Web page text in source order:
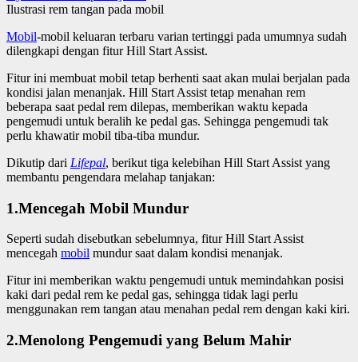
Ilustrasi rem tangan pada mobil
Mobil-mobil keluaran terbaru varian tertinggi pada umumnya sudah
dilengkapi dengan fitur Hill Start Assist.
Fitur ini membuat mobil tetap berhenti saat akan mulai berjalan pada
kondisi jalan menanjak. Hill Start Assist tetap menahan rem
beberapa saat pedal rem dilepas, memberikan waktu kepada
pengemudi untuk beralih ke pedal gas. Sehingga pengemudi tak
perlu khawatir mobil tiba-tiba mundur.
Dikutip dari Lifepal, berikut tiga kelebihan Hill Start Assist yang
membantu pengendara melahap tanjakan:
1.Mencegah Mobil Mundur
Seperti sudah disebutkan sebelumnya, fitur Hill Start Assist
mencegah mobil mundur saat dalam kondisi menanjak.
Fitur ini memberikan waktu pengemudi untuk memindahkan posisi
kaki dari pedal rem ke pedal gas, sehingga tidak lagi perlu
menggunakan rem tangan atau menahan pedal rem dengan kaki kiri.
2.Menolong Pengemudi yang Belum Mahir